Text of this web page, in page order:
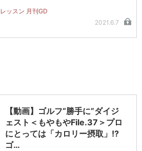
レッスン 月刊GD
2021.6.7
【動画】ゴルフ“勝手に”ダイジ
ェスト＜もやもやFile.37＞プロ
にとっては「カロリー摂取」!?
ゴ…